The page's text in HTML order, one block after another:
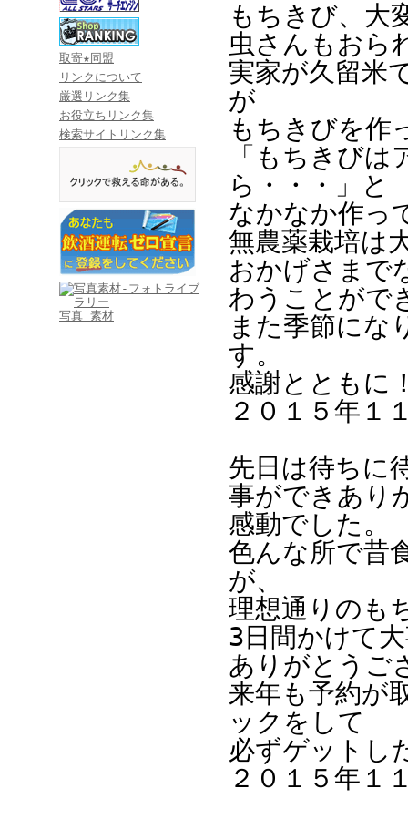
取寄★同盟
リンクについて
厳選リンク集
お役立ちリンク集
検索サイトリンク集
写真 素材
もちきび、大
虫さんもおら
実家が久留米
が
もちきびを作
「もちきび
ら・・・」と
なかなか作っ
無農薬栽培は
おかげさまで
わうことがで
また季節にな
す。
感謝とともに
２０１５年
先日は待ちに
事ができあり
感動でした。
色んな所で昔
が、
理想通りのも
3日間かけて
ありがとうご
来年も予約が
ックをして
必ずゲットし
２０１５年